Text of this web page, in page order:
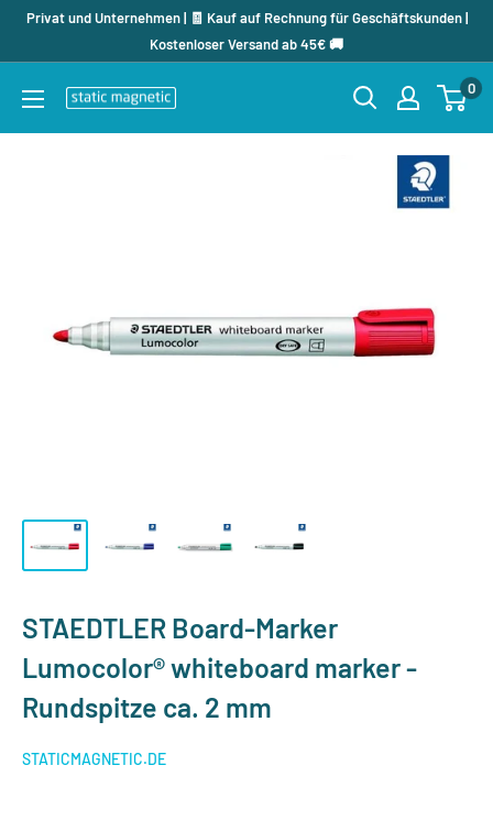
DirektPrivat und Unternehmen | 🧾 Kauf auf Rechnung für Geschäftskunden |
Kostenloser Versand ab 45€ 🚚
staticmagnetic.de
0
STAEDTLER Board-Marker
Lumocolor® whiteboard marker -
Rundspitze ca. 2 mm
STATICMAGNETIC.DE